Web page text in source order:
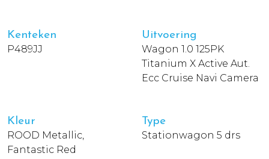
Kenteken
P489JJ
Uitvoering
Wagon 1.0 125PK
Titanium X Active Aut.
Ecc Cruise Navi Camera
Kleur
ROOD Metallic,
Fantastic Red
Type
Stationwagon 5 drs